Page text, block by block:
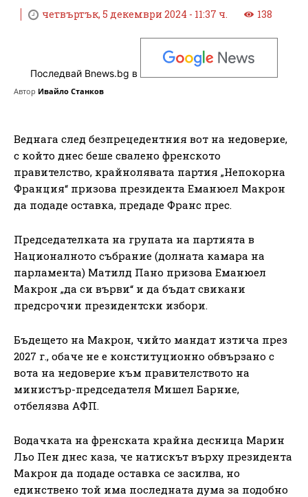
четвъртък, 5 декември 2024 - 11:37 ч. 138
Последвай Bnews.bg в
Автор Ивайло Станков
Веднага след безпрецедентния вот на недоверие,
с който днес беше свалено френското
правителство, крайнолявата партия „Непокорна
Франция“ призова президента Еманюел Макрон
да подаде оставка, предаде Франс прес.
Председателката на групата на партията в
Националното събрание (долната камара на
парламента) Матилд Пано призова Еманюел
Макрон „да си върви“ и да бъдат свикани
предсрочни президентски избори.
Бъдещето на Макрон, чийто мандат изтича през
2027 г., обаче не е конституционно обвързано с
вота на недоверие към правителството на
министър-председателя Мишел Барние,
отбелязва АФП.
Водачката на френската крайна десница Марин
Льо Пен днес каза, че натискът върху президента
Макрон да подаде оставка се засилва, но
единствено той има последната дума за подобно